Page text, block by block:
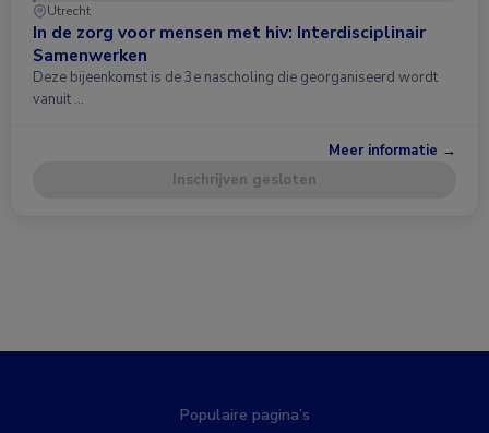
Utrecht
In de zorg voor mensen met hiv: Interdisciplinair
Samenwerken
Deze bijeenkomst is de 3e nascholing die georganiseerd wordt
vanuit …
Meer informatie →
Inschrijven gesloten
Populaire pagina’s